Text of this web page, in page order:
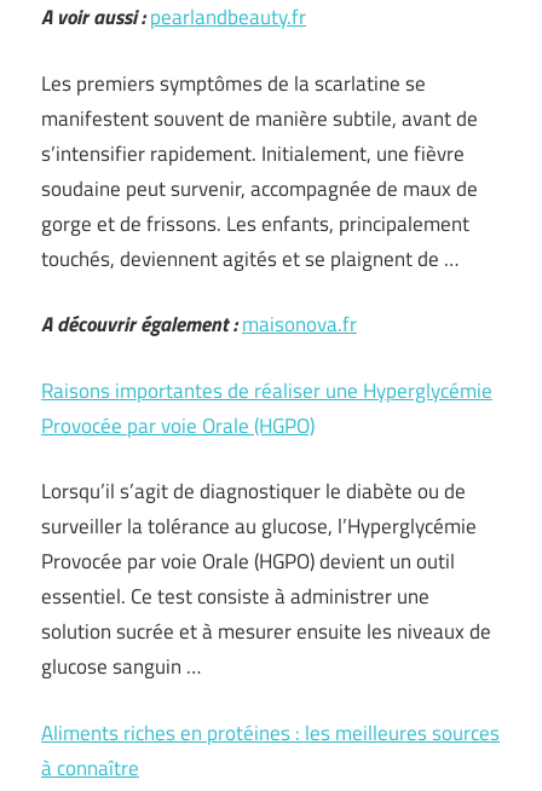
A voir aussi :pearlandbeauty.fr
Les premiers symptômes de la scarlatine se
manifestent souvent de manière subtile, avant de
s’intensifier rapidement. Initialement, une fièvre
soudaine peut survenir, accompagnée de maux de
gorge et de frissons. Les enfants, principalement
touchés, deviennent agités et se plaignent de …
A découvrir également :maisonova.fr
Raisons importantes de réaliser une Hyperglycémie
Provocée par voie Orale (HGPO)
Lorsqu’il s’agit de diagnostiquer le diabète ou de
surveiller la tolérance au glucose, l’Hyperglycémie
Provocée par voie Orale (HGPO) devient un outil
essentiel. Ce test consiste à administrer une
solution sucrée et à mesurer ensuite les niveaux de
glucose sanguin …
Aliments riches en protéines : les meilleures sources
à connaître